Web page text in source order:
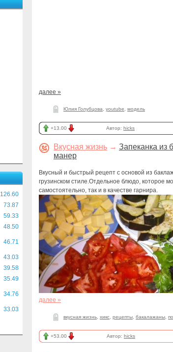
126.60
73.87
59.33
48.50
46.71
43.03
39.58
35.49
34.76
33.03
далее »
Юлия Голубцова youtube модель
+13.00 Автор: hicks
Вкусная жизнь → Запеканка из
манер
Вкусный и быстрый рецепт с основой из
грузинском стиле.Отдельное блюдо, которое
самостоятельно, так и в качестве гарнира.
далее »
вкусная жизнь хикс рецепты бакалажаны
+53.00 Автор: hicks